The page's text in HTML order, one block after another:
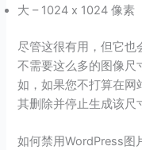
大 – 1024 x 1024 像素
尽管这很有用，但它也
不需要这么多的图像尺
如，如果您不打算在网
其删除并停止生成该尺
如何禁用WordPress图